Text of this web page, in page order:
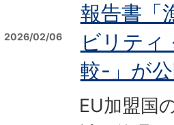
2026/02/06
報告書「
ビリティ
較-」が
EU加盟国